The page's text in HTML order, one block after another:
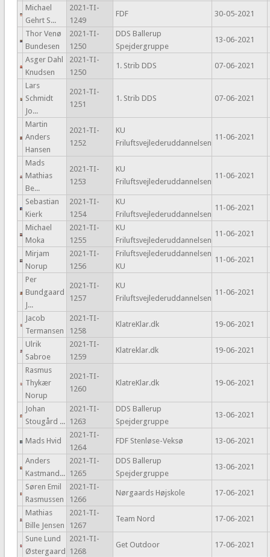
Michael
Gehrt S...
2021-TI-
1249
FDF 30-05-2021
Thor Venø
Bundesen
2021-TI-
1250
DDS Ballerup
Spejdergruppe
13-06-2021
Asger Dahl
Knudsen
2021-TI-
1250
1. Strib DDS 07-06-2021
Lars
Schmidt
Jo...
2021-TI-
1251
1. Strib DDS 07-06-2021
Martin
Anders
Hansen
2021-TI-
1252
KU
Friluftsvejlederuddannelsen
11-06-2021
Mads
Mathias
Be...
2021-TI-
1253
KU
Friluftsvejlederuddannelsen
11-06-2021
Sebastian
Kierk
2021-TI-
1254
KU
Friluftsvejlederuddannelsen
11-06-2021
Michael
Moka
2021-TI-
1255
KU
Friluftsvejlederuddannelsen
11-06-2021
Mirjam
Norup
2021-TI-
1256
Friluftsvejlederuddannelsen
KU
11-06-2021
Per
Bundgaard
J...
2021-TI-
1257
KU
Friluftsvejlederuddannelsen
11-06-2021
Jacob
Termansen
2021-TI-
1258
KlatreKlar.dk 19-06-2021
Ulrik
Sabroe
2021-TI-
1259
Klatreklar.dk 19-06-2021
Rasmus
Thykær
Norup
2021-TI-
1260
KlatreKlar.dk 19-06-2021
Johan
Stougård ...
2021-TI-
1263
DDS Ballerup
Spejdergruppe
13-06-2021
Mads Hvid
2021-TI-
1264
FDF Stenløse-Veksø 13-06-2021
Anders
Kastmand...
2021-TI-
1265
DDS Ballerup
Spejdergruppe
13-06-2021
Søren Emil
Rasmussen
2021-TI-
1266
Nørgaards Højskole 17-06-2021
Mathias
Bille Jensen
2021-TI-
1267
Team Nord 17-06-2021
Sune Lund
Østergaard
2021-TI-
1268
Get Outdoor 17-06-2021